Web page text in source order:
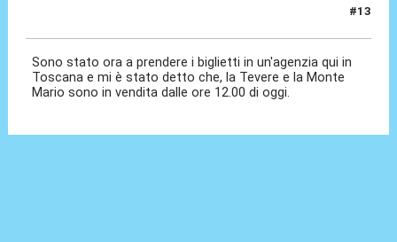
#13
Sono stato ora a prendere i biglietti in un'agenzia qui in
Toscana e mi è stato detto che, la Tevere e la Monte
Mario sono in vendita dalle ore 12.00 di oggi.